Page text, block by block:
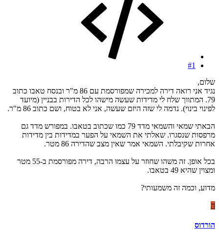
#1
שלום,
נגיד אני רואה דירה למכירה שמפורסמת עם 86 מ"ר ובנסח טאבו כתוב
79. המתווך שלח לי מדידות שעשה מישהו לכל הדירות בבניין (מיועד
לפינוי בינוי). נדמה לי שזה היזם שעשה, אני לא בטוח, ושם כתוב 86 מ"ר.
הבאתי שמאי והשמאי מדד 79 כמו שכתוב בטאבו. במפורש מדד גם
מרפסות שנסגרו. שאלתי את השמאי על הפער במדידות בין מדידות
אחרות שקיבלתי. השמאי אמר שאין מצב שהדירה 86 מטר.
בכל אופן. זה משהו שחוזר על עצמו הרבה, דירה מפורסמת ב-55 מטר
ומצוין שהיא 49 בטאבו.
מדוע, וכמה זה משמעותי?
ה
הורדוס